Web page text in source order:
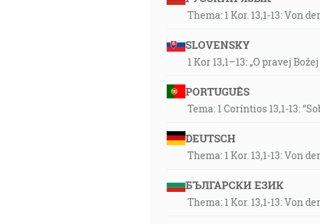
Thema: 1 Kor. 13,1-13: Von
SLOVENSKY
1 Kor 13,1–13: „O pravej
PORTUGUÊS
Tema: 1 Coríntios 13,1-13:
DEUTSCH
Thema: 1 Kor. 13,1-13: Von
БЪЛГАРСКИ ЕЗИК
Thema: 1 Kor. 13,1-13: Von